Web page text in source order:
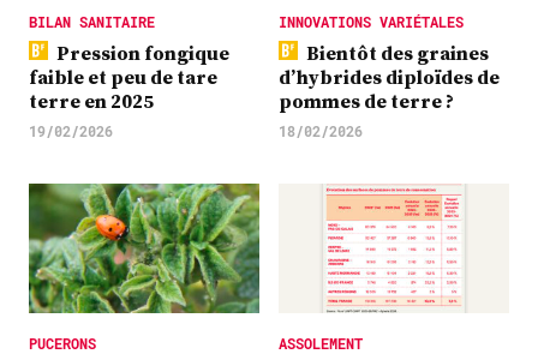
BILAN SANITAIRE
Pression fongique
faible et peu de tare
terre en 2025
19/02/2026
INNOVATIONS VARIÉTALES
Bientôt des graines
d’hybrides diploïdes de
pommes de terre ?
18/02/2026
PUCERONS ASSOLEMENT